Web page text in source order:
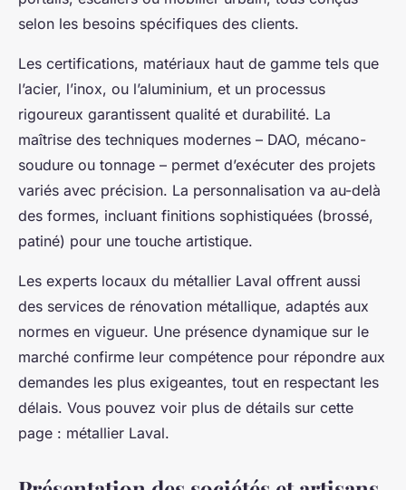
selon les besoins spécifiques des clients.
Les certifications, matériaux haut de gamme tels que
l’acier, l’inox, ou l’aluminium, et un processus
rigoureux garantissent qualité et durabilité. La
maîtrise des techniques modernes – DAO, mécano-
soudure ou tonnage – permet d’exécuter des projets
variés avec précision. La personnalisation va au-delà
des formes, incluant finitions sophistiquées (brossé,
patiné) pour une touche artistique.
Les experts locaux du métallier Laval offrent aussi
des services de rénovation métallique, adaptés aux
normes en vigueur. Une présence dynamique sur le
marché confirme leur compétence pour répondre aux
demandes les plus exigeantes, tout en respectant les
délais. Vous pouvez voir plus de détails sur cette
page : métallier Laval.